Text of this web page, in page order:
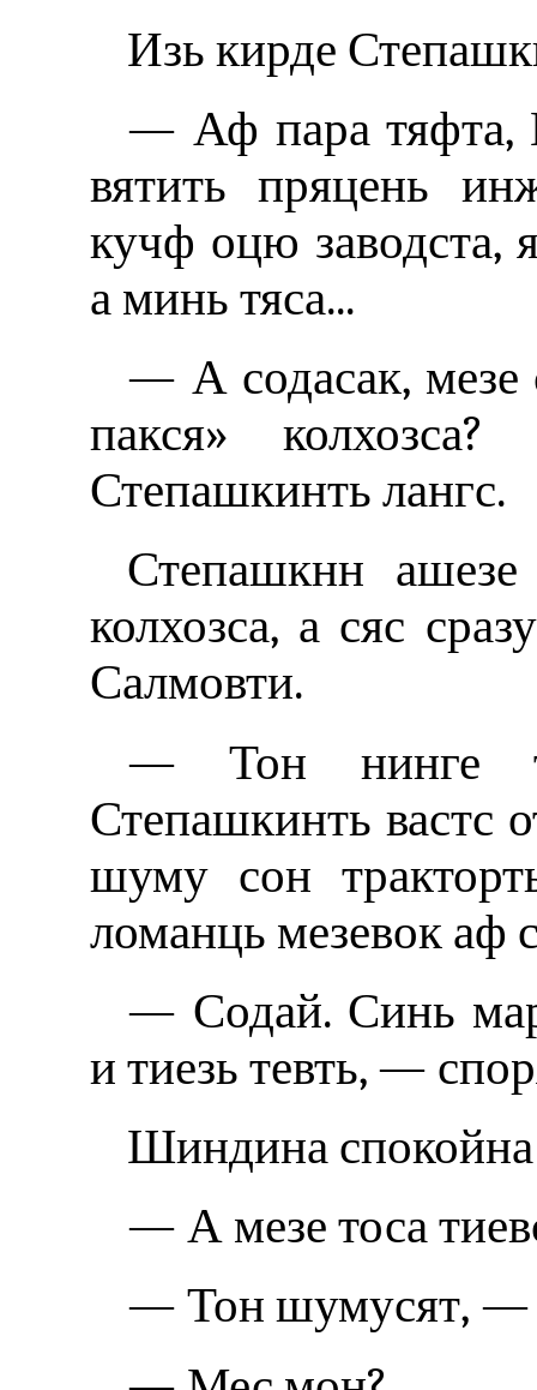
Изь кирде
— Аф пара тяфта,
вятить пряцень
кучф оцю заводста,
а минь тяса...
— А содасак, мезе
пакся»
Степашкинть лангс.
Степашкнн
колхозса, а сяс
Салмовти.
— Тон нинге
Степашкинть вастс
шуму сон
ломанць мезевок аф
— Содай. Синь
и тиезь тевть, —
Шиндина спокойна
— А мезе тоса
— Тон шумусят‚ —